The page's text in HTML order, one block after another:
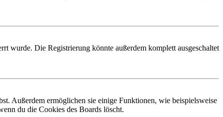
wurde. Die Registrierung könnte außerdem komplett ausgeschaltet
Außerdem ermöglichen sie einige Funktionen, wie beispielsweise
du die Cookies des Boards löscht.